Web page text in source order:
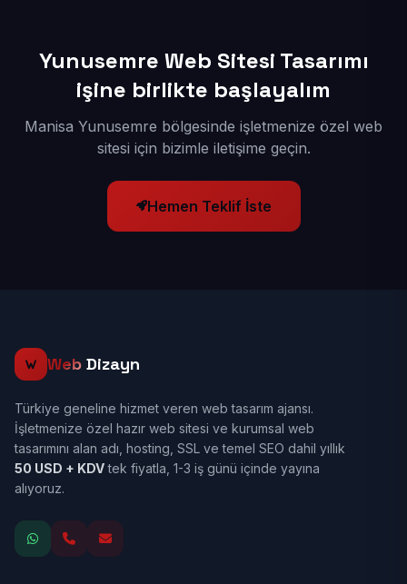
Yunusemre Web Sitesi Tasarımı
işine birlikte başlayalım
Manisa Yunusemre bölgesinde işletmenize özel web
sitesi için bizimle iletişime geçin.
Hemen Teklif İste
Web Dizayn
Türkiye geneline hizmet veren web tasarım ajansı.
İşletmenize özel hazır web sitesi ve kurumsal web
tasarımını alan adı, hosting, SSL ve temel SEO dahil yıllık
50 USD + KDVtek fiyatla, 1-3 iş günü içinde yayına
alıyoruz.